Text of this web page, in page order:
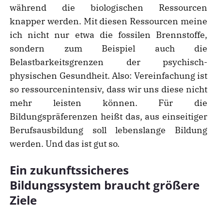
während die biologischen Ressourcen
knapper werden. Mit diesen Ressourcen meine
ich nicht nur etwa die fossilen Brennstoffe,
sondern zum Beispiel auch die
Belastbarkeitsgrenzen der psychisch-
physischen Gesundheit. Also: Vereinfachung ist
so ressourcenintensiv, dass wir uns diese nicht
mehr leisten können. Für die
Bildungspräferenzen heißt das, aus einseitiger
Berufsausbildung soll lebenslange Bildung
werden. Und das ist gut so.
Ein zukunftssicheres
Bildungssystem braucht größere
Ziele